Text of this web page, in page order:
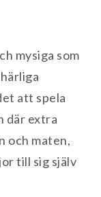
mysiga som
att spela
där extra
och maten,
till sig själv